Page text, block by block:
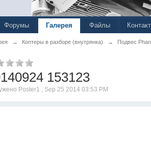
Форумы Галерея Файлы
→ Коптеры в разборе (внутрянка) → Подвес
153123
Poster1 , Sep 25 2014 03:53 PM